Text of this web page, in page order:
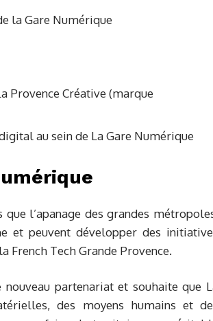
la Gare Numérique
Provence Créative (marque
au sein de La Gare Numérique
l’apanage des grandes
et peuvent développer des
French Tech Grande Provence.
nouveau partenariat et souhaite que
des moyens humains et